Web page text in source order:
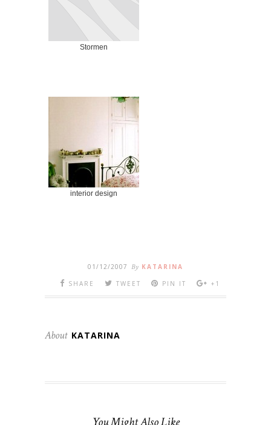
Stormen
interior design
01/12/2007 By KATARINA
SHARE
TWEET PIN IT +1
About KATARINA
You Might Also Like